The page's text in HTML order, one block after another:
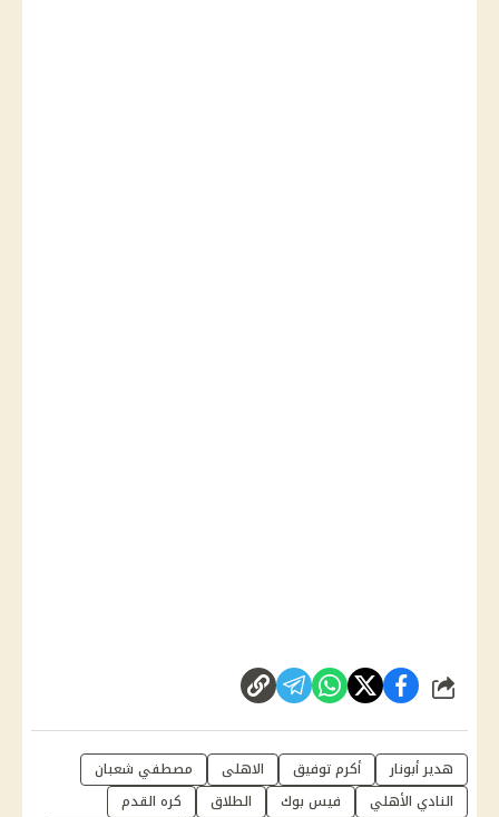
شارك
هدير أبونار أكرم توفيق الاهلى
مصطفي شعبان
النادي الأهلي
فيس بوك الطلاق
كره القدم